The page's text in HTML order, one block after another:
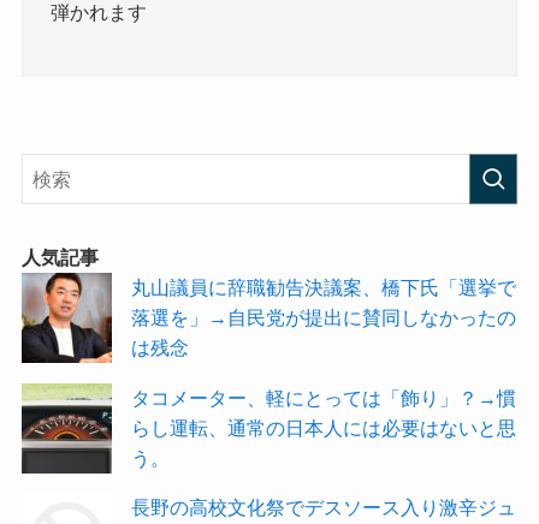
弾かれます
人気記事
丸山議員に辞職勧告決議案、橋下氏「選挙で
落選を」→自民党が提出に賛同しなかったの
は残念
タコメーター、軽にとっては「飾り」？→慣
らし運転、通常の日本人には必要はないと思
う。
長野の高校文化祭でデスソース入り激辛ジュ